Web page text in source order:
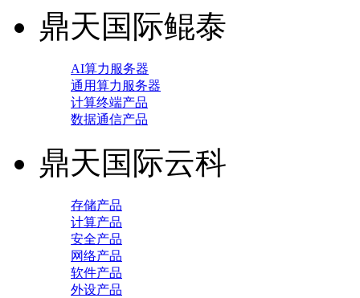
鼎天国际鲲泰
AI算力服务器
通用算力服务器
计算终端产品
数据通信产品
鼎天国际云科
存储产品
计算产品
安全产品
网络产品
软件产品
外设产品